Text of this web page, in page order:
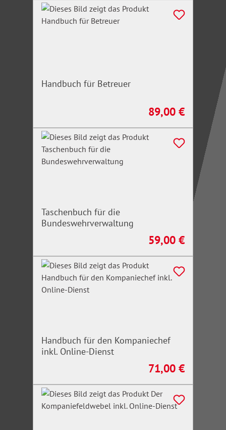
Handbuch für Betreuer
Regulärer Preis:
89,00 €
Taschenbuch für die
Bundeswehrverwaltung
Regulärer Preis:
59,00 €
Handbuch für den Kompaniechef
inkl. Online-Dienst
Regulärer Preis:
71,00 €